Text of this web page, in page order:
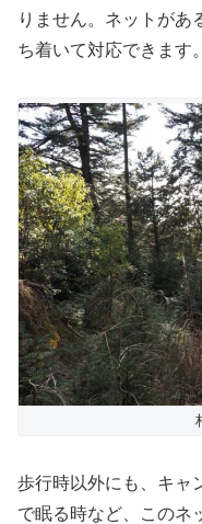
りません。ネットがあ
ち着いて対応できます
歩行時以外にも、キャ
で眠る時など、このネ